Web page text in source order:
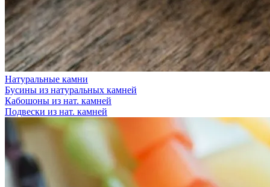
Натуральные камни
Бусины из натуральных камней
Кабошоны из нат. камней
Подвески из нат. камней